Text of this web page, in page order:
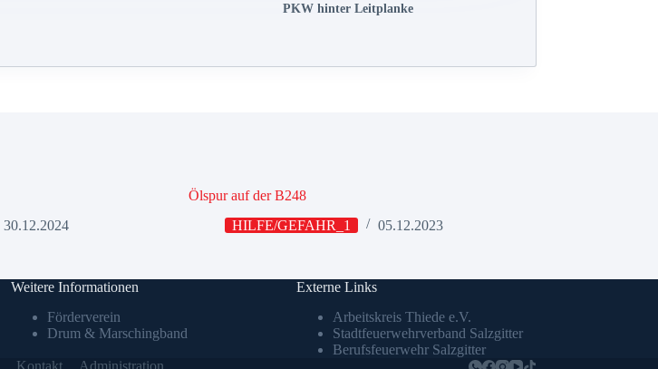
PKW hinter Leitplanke
30.12.2024
Ölspur auf der B248
HILFE/GEFAHR_1
05.12.2023
Weitere Informationen
Förderverein
Drum & Marschingband
Externe Links
Arbeitskreis Thiede e.V.
Stadtfeuerwehrverband Salzgitter
Berufsfeuerwehr Salzgitter
Kontakt Administration